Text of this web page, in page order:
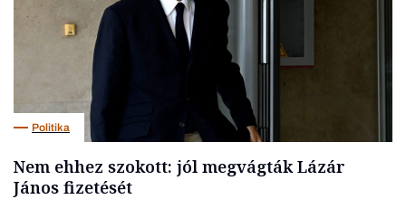
Politika
Nem ehhez szokott: jól megvágták Lázár
János fizetését